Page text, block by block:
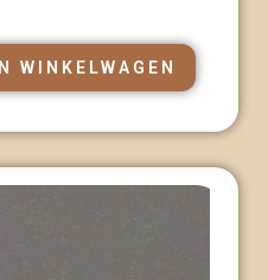
WINKELWAGEN